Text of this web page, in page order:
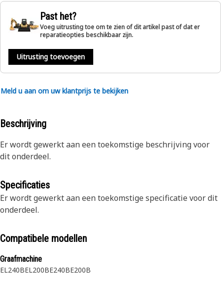
Past het?
Voeg uitrusting toe om te zien of dit artikel past of dat er
reparatieopties beschikbaar zijn.
Uitrusting toevoegen
Meld u aan om uw klantprijs te bekijken
Beschrijving
Er wordt gewerkt aan een toekomstige beschrijving voor
dit onderdeel.
Specificaties
Er wordt gewerkt aan een toekomstige specificatie voor dit
onderdeel.
Compatibele modellen
Graafmachine
EL240BEL200BE240BE200B